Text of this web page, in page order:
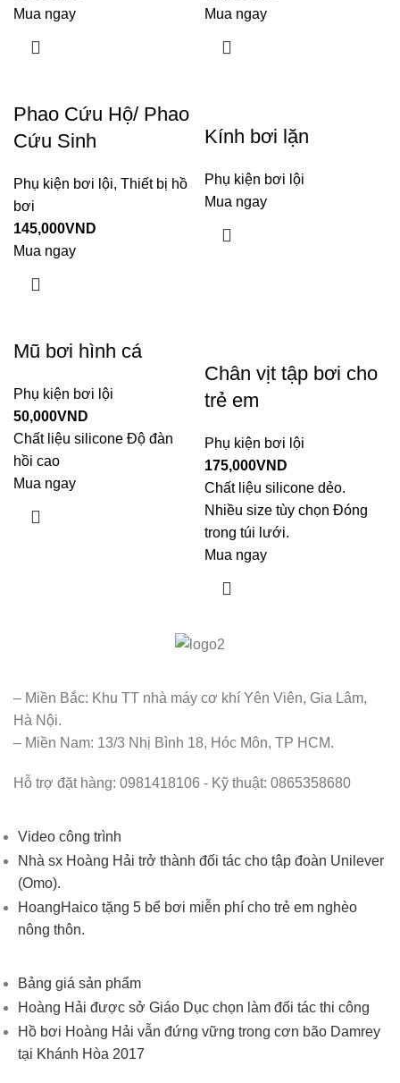
Mua ngay
Mua ngay
Phao Cứu Hộ/ Phao
Cứu Sinh
Phụ kiện bơi lội, Thiết bị hồ
bơi
145,000VND
Mua ngay
Kính bơi lặn
Phụ kiện bơi lội
Mua ngay
Mũ bơi hình cá
Phụ kiện bơi lội
50,000VND
Chất liệu silicone Độ đàn
hồi cao
Mua ngay
Chân vịt tập bơi cho
trẻ em
Phụ kiện bơi lội
175,000VND
Chất liệu silicone dẻo.
Nhiều size tùy chọn Đóng
trong túi lưới.
Mua ngay
– Miền Bắc: Khu TT nhà máy cơ khí Yên Viên, Gia Lâm,
Hà Nội.
– Miền Nam: 13/3 Nhị Bình 18, Hóc Môn, TP HCM.
Hỗ trợ đặt hàng: 0981418106 - Kỹ thuật: 0865358680
Video công trình
Nhà sx Hoàng Hải trở thành đối tác cho tập đoàn Unilever
(Omo).
HoangHaico tặng 5 bể bơi miễn phí cho trẻ em nghèo
nông thôn.
Bảng giá sản phẩm
Hoàng Hải được sở Giáo Dục chọn làm đối tác thi công
Hồ bơi Hoàng Hải vẫn đứng vững trong cơn bão Damrey
tại Khánh Hòa 2017